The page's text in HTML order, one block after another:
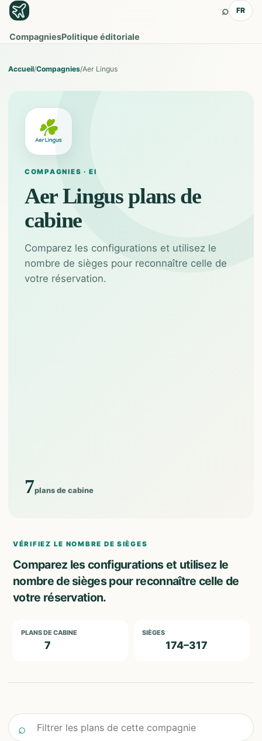
CompagniesPolitique éditoriale
⌕ FR
Accueil/Compagnies/Aer Lingus
COMPAGNIES · EI
Aer Lingus plans de
cabine
Comparez les configurations et utilisez le
nombre de sièges pour reconnaître celle de
votre réservation.
7plans de cabine
VÉRIFIEZ LE NOMBRE DE SIÈGES
Comparez les configurations et utilisez le
nombre de sièges pour reconnaître celle de
votre réservation.
PLANS DE CABINE
7
SIÈGES
174–317
⌕
Filtrer les plans de cette compagnie